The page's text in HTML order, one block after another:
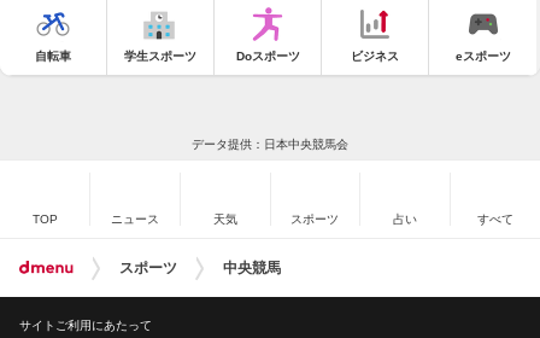
自転車 学生スポーツ Doスポーツ ビジネス eスポーツ
データ提供：日本中央競馬会
TOP ニュース 天気 スポーツ 占い すべて
スポーツ 中央競馬
サイトご利用にあたって